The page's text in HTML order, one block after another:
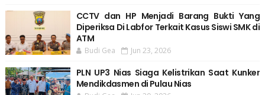
CCTV dan HP Menjadi Barang Bukti Yang
Diperiksa Di Labfor Terkait Kasus Siswi SMK di
ATM
Budi Gea Jun 23, 2026
PLN UP3 Nias Siaga Kelistrikan Saat Kunker
Mendikdasmen di Pulau Nias